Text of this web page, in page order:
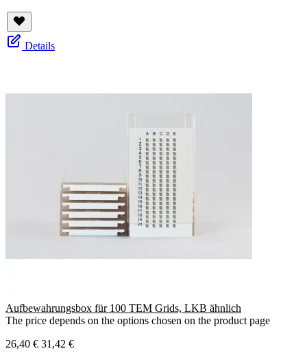
Details
Aufbewahrungsbox für 100 TEM Grids, LKB ähnlich
The price depends on the options chosen on the product page
26,40 € 31,42 €